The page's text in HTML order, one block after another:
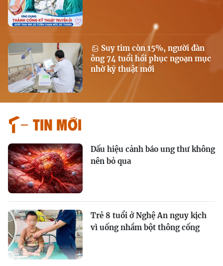
Suy tim còn 15%, người đàn
ông 74 tuổi hồi phục ngoạn mục
nhờ kỹ thuật mới
Tin mới
Dấu hiệu cảnh báo ung thư không
nên bỏ qua
Trẻ 8 tuổi ở Nghệ An nguy kịch
vì uống nhầm bột thông cống